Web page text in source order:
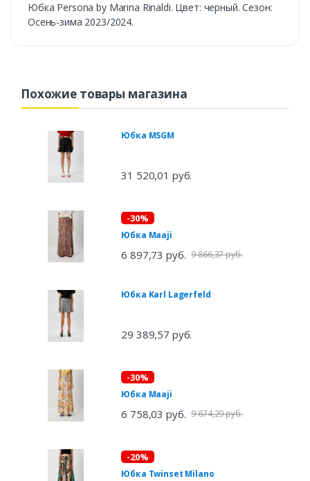
Юбка Persona by Marina Rinaldi. Цвет: черный. Сезон:
Осень-зима 2023/2024.
Похожие товары магазина
Юбка MSGM
31 520,01 руб.
-30%
Юбка Maaji
6 897,73 руб. 9 866,37 руб.
Юбка Karl Lagerfeld
29 389,57 руб.
-30%
Юбка Maaji
6 758,03 руб. 9 674,29 руб.
-20%
Юбка Twinset Milano